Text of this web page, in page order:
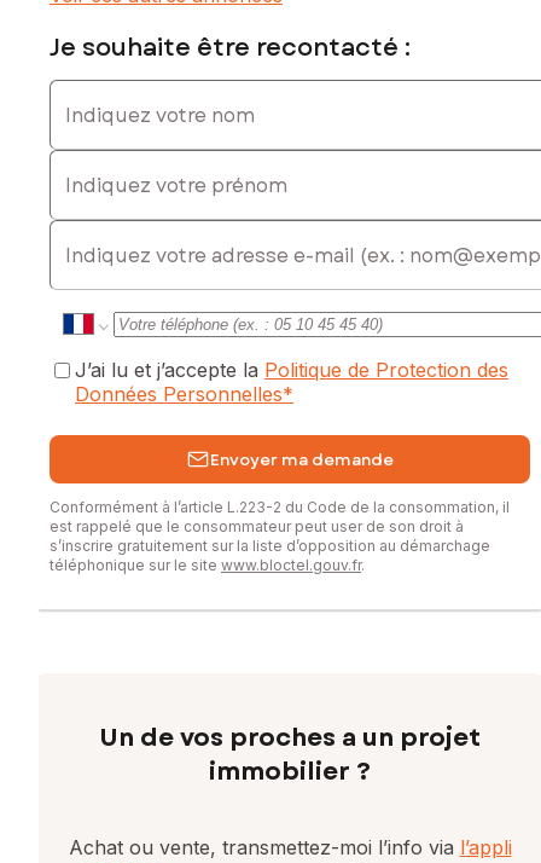
Les informations sur les risques auxquels ce bien est
www.georisques.gouv.fr
Honoraires charge vendeur
Contactez votre conseiller SAFTI : Sébastien MANEL, Tél. :
commercial immatriculé au RSAC de ANNECY sous le
Je souhaite être recontacté :
Indiquez votre nom
Indiquez votre prénom
E-mail
J’ai lu et j’accepte la Politique de Protection des
Données Personnelles*
Envoyer ma demande
Conformément à l’article L.223-2 du Code de la consommation, il
est rappelé que le consommateur peut user de son droit à
s’inscrire gratuitement sur la liste d’opposition au démarchage
téléphonique sur le site www.bloctel.gouv.fr.
Un de vos proches a un projet
immobilier ?
Achat ou vente, transmettez-moi l’info via l’appli